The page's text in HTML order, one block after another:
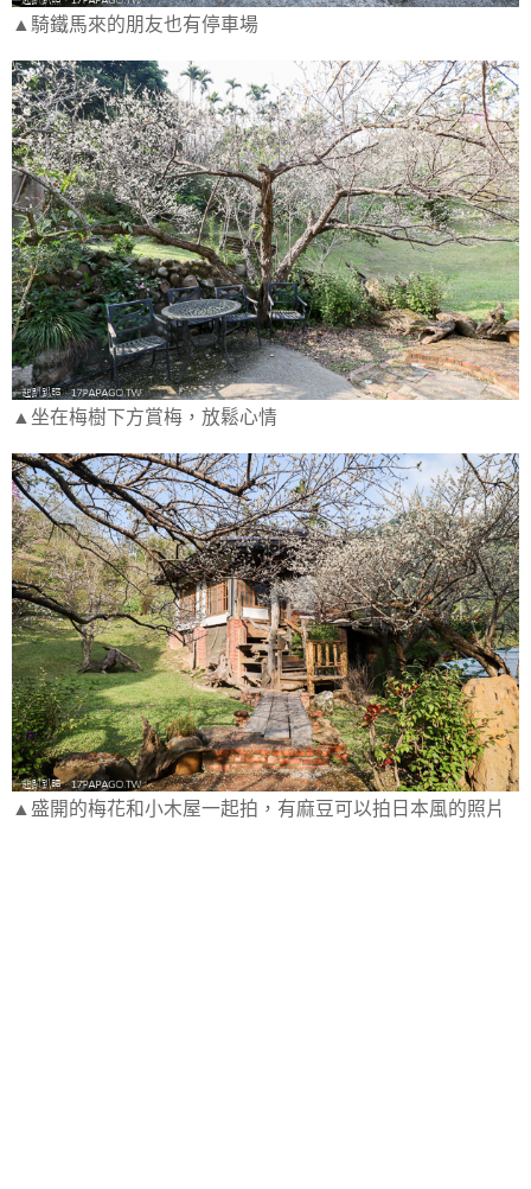
▲騎鐵馬來的朋友也有停車場
▲坐在梅樹下方賞梅，放鬆心情
▲盛開的梅花和小木屋一起拍，有麻豆可以拍日本風的照片